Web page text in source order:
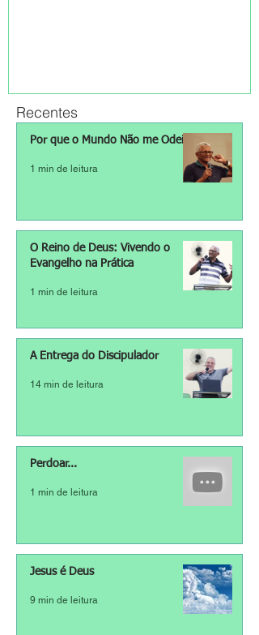
Recentes
Por que o Mundo Não me Odeia?
1 min de leitura
O Reino de Deus: Vivendo o
Evangelho na Prática
1 min de leitura
A Entrega do Discipulador
14 min de leitura
Perdoar...
1 min de leitura
Jesus é Deus
9 min de leitura